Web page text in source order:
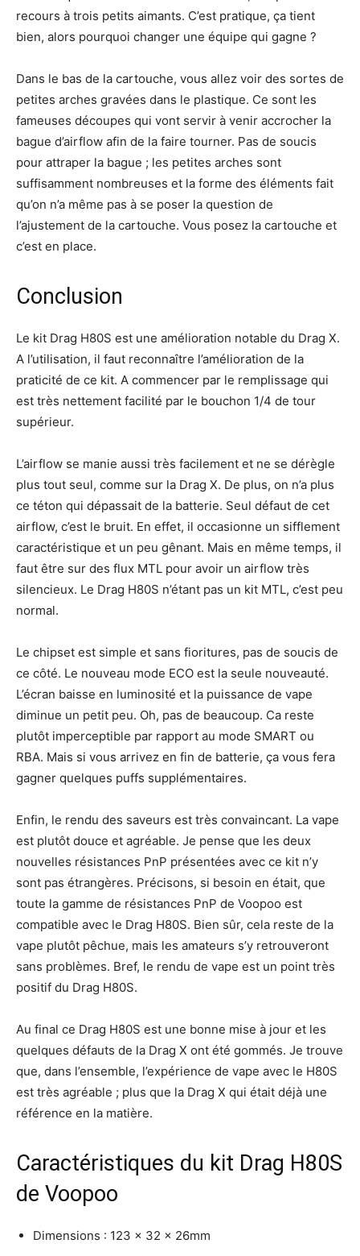
recours à trois petits aimants. C’est pratique, ça tient
bien, alors pourquoi changer une équipe qui gagne ?
Dans le bas de la cartouche, vous allez voir des sortes de
petites arches gravées dans le plastique. Ce sont les
fameuses découpes qui vont servir à venir accrocher la
bague d’airflow afin de la faire tourner. Pas de soucis
pour attraper la bague ; les petites arches sont
suffisamment nombreuses et la forme des éléments fait
qu’on n’a même pas à se poser la question de
l’ajustement de la cartouche. Vous posez la cartouche et
c’est en place.
Conclusion
Le kit Drag H80S est une amélioration notable du Drag X.
A l’utilisation, il faut reconnaître l’amélioration de la
praticité de ce kit. A commencer par le remplissage qui
est très nettement facilité par le bouchon 1/4 de tour
supérieur.
L’airflow se manie aussi très facilement et ne se dérègle
plus tout seul, comme sur la Drag X. De plus, on n’a plus
ce téton qui dépassait de la batterie. Seul défaut de cet
airflow, c’est le bruit. En effet, il occasionne un sifflement
caractéristique et un peu gênant. Mais en même temps, il
faut être sur des flux MTL pour avoir un airflow très
silencieux. Le Drag H80S n’étant pas un kit MTL, c’est peu
normal.
Le chipset est simple et sans fioritures, pas de soucis de
ce côté. Le nouveau mode ECO est la seule nouveauté.
L’écran baisse en luminosité et la puissance de vape
diminue un petit peu. Oh, pas de beaucoup. Ca reste
plutôt imperceptible par rapport au mode SMART ou
RBA. Mais si vous arrivez en fin de batterie, ça vous fera
gagner quelques puffs supplémentaires.
Enfin, le rendu des saveurs est très convaincant. La vape
est plutôt douce et agréable. Je pense que les deux
nouvelles résistances PnP présentées avec ce kit n’y
sont pas étrangères. Précisons, si besoin en était, que
toute la gamme de résistances PnP de Voopoo est
compatible avec le Drag H80S. Bien sûr, cela reste de la
vape plutôt pêchue, mais les amateurs s’y retrouveront
sans problèmes. Bref, le rendu de vape est un point très
positif du Drag H80S.
Au final ce Drag H80S est une bonne mise à jour et les
quelques défauts de la Drag X ont été gommés. Je trouve
que, dans l’ensemble, l’expérience de vape avec le H80S
est très agréable ; plus que la Drag X qui était déjà une
référence en la matière.
Caractéristiques du kit Drag H80S
de Voopoo
Dimensions : 123 x 32 x 26mm